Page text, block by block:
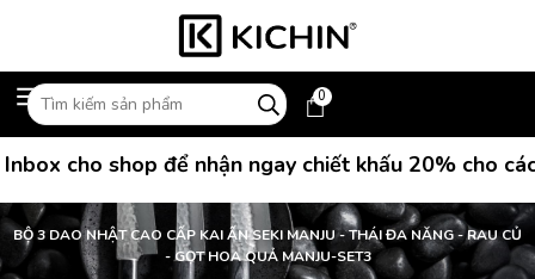
0
cho shop để nhận ngay chiết khấu 20% cho các
BỘ 3 DAO NHẬT CAO CẤP KAI ẤN SEKI MANJU - THÁI ĐA NĂNG - RAU CỦ
- GỌT HOA QUẢ MANJU-SET3